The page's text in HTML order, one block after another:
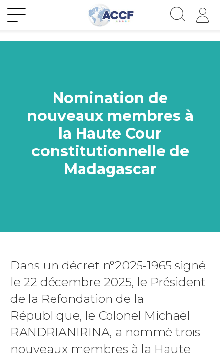
Nomination de
nouveaux membres à
la Haute Cour
constitutionnelle de
Madagascar
Dans un décret n°2025-1965 signé
le 22 décembre 2025, le Président
de la Refondation de la
République, le Colonel Michaël
RANDRIANIRINA, a nommé trois
nouveaux membres à la Haute